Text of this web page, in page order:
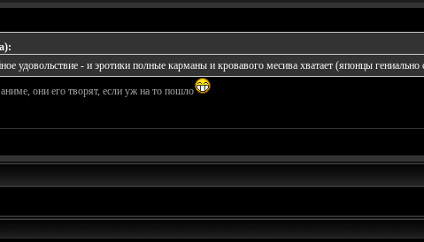
удовольствие - и эротики полные карманы и кровавого месива хватает (японцы
они его творят, если уж на то пошло